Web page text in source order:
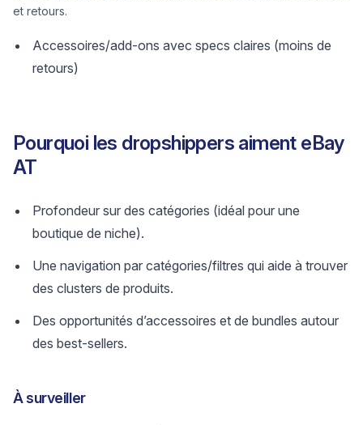
et retours.
Accessoires/add-ons avec specs claires (moins de
retours)
Pourquoi les dropshippers aiment eBay
AT
Profondeur sur des catégories (idéal pour une
boutique de niche).
Une navigation par catégories/filtres qui aide à trouver
des clusters de produits.
Des opportunités d’accessoires et de bundles autour
des best-sellers.
À surveiller